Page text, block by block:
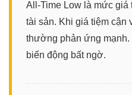
All-Time Low là mức giá
tài sản. Khi giá tiệm cận
thường phản ứng mạnh.
biến động bất ngờ.